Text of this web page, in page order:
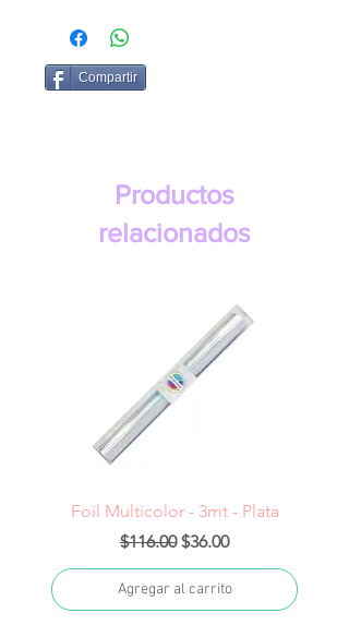
Compartir
Productos
relacionados
Foil Multicolor - 3mt - Plata
Precio
$116.00 Precio de oferta
$36.00
Agregar al carrito